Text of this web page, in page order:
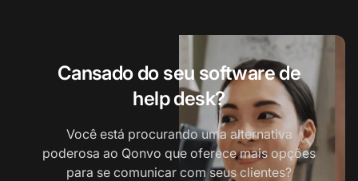
Cansado do seu software de
help desk?
Você está procurando uma alternativa
poderosa ao Qonvo que oferece mais opções
para se comunicar com seus clientes?